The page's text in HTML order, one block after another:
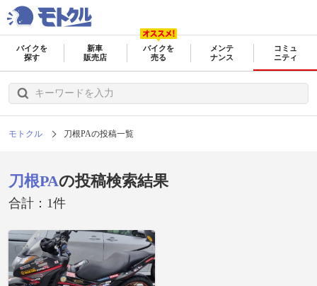
バイクを
探す
新車
販売店
バイクを
売る
メンテ
ナンス
コミュ
ニティ
モトクル 刀根PAの投稿一覧
刀根PAの投稿検索結果
合計：1件